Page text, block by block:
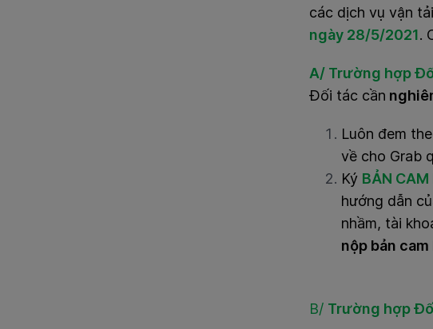
các dịch vụ vận
ngày 28/5/2021.
A/ Trường hợp
Đối tác cần
Luôn đem
về cho Grab
Ký BẢN
hướng dẫn
nhầm, tài
nộp bản
B/ Trường hợp